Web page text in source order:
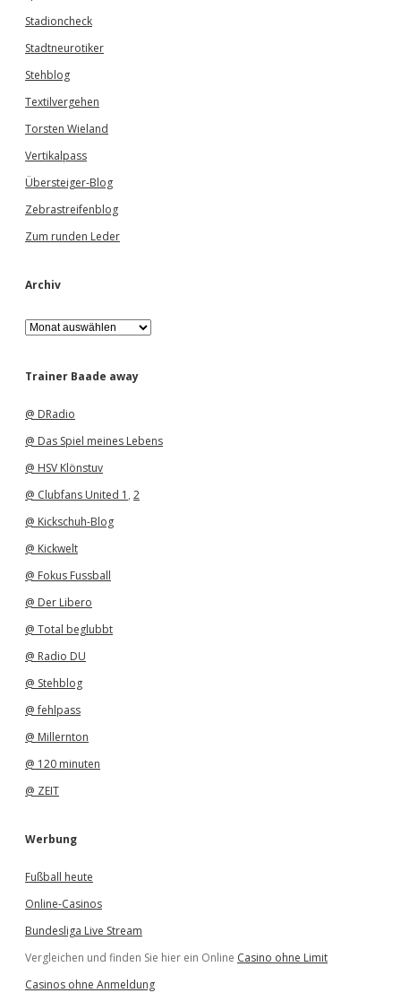
Stadioncheck
Stadtneurotiker
Stehblog
Textilvergehen
Torsten Wieland
Vertikalpass
Übersteiger-Blog
Zebrastreifenblog
Zum runden Leder
Archiv
A
r
h
Trainer Baade away
@ DRadio
@ Das Spiel meines Lebens
@ HSV Klönstuv
@ Clubfans United 1 , 2
@ Kickschuh-Blog
@ Kickwelt
@ Fokus Fussball
@ Der Libero
@ Total beglubbt
@ Radio DU
@ Stehblog
@ fehlpass
@ Millernton
@ 120 minuten
@ ZEIT
Werbung
Fußball heute
Online-Casinos
Bundesliga Live Stream
Vergleichen und finden Sie hier ein Online Casino ohne Limit
Casinos ohne Anmeldung